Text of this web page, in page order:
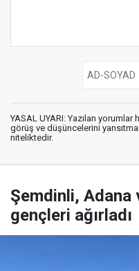
YASAL UYARI: Yazılan
görüş ve düşüncelerini
niteliktedir.
Şemdinli, Adana
gençleri ağırladı